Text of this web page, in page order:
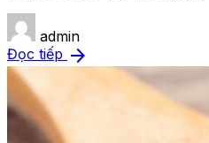
admin
Đọc tiếp arrow_forward